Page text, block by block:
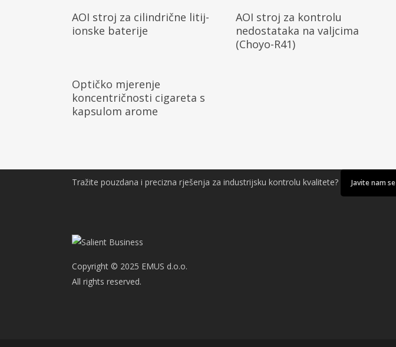
Pročitaj Više
AOI stroj za cilindrične litij-
ionske baterije
Pročitaj Više
AOI stroj za kontrolu
nedostataka na valjcima
(Choyo-R41)
Pročitaj Više
Optičko mjerenje
koncentričnosti cigareta s
kapsulom arome
Tražite pouzdana i precizna rješenja za industrijsku kontrolu kvalitete? Javite nam se
Copyright © 2025 EMUS d.o.o.
All rights reserved.